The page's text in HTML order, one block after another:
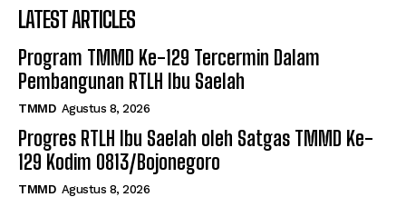
LATEST ARTICLES
Program TMMD Ke-129 Tercermin Dalam
Pembangunan RTLH Ibu Saelah
TMMD Agustus 8, 2026
Progres RTLH Ibu Saelah oleh Satgas TMMD Ke-
129 Kodim 0813/Bojonegoro
TMMD Agustus 8, 2026